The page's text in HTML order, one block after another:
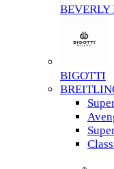
BEVERLY
BIGOTTI